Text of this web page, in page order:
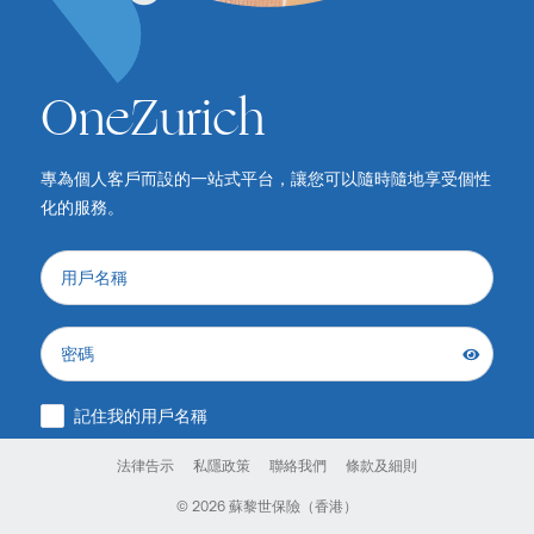
OneZurich
專為個人客戶而設的一站式平台，讓您可以隨時隨地享受個性
化的服務。
用戶名稱
密碼
記住我的用戶名稱
法律告示 私隱政策 聯絡我們 條款及細則
© 2026 蘇黎世保險（香港）